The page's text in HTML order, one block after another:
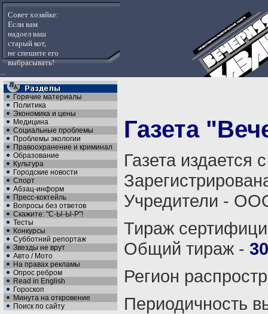
Совет хозяйке:
Если вам
надоел ваш
старый кот,
не спешите его
выбрасывать!
...
Горячие материалы
Политика
Экономика и цены
Медицина
Социальные проблемы
Проблемы экологии
Правоохранение и криминал
Образование
Культура
Городские новости
Спорт
Абзац-информ
Пресс-коктейль
Вопросы без ответов
Скажите: "С-Ы-Ы-Р"!
Тесты
Конкурсы
Субботний репортаж
Звезды не врут
Авто / Мото
На правах рекламы
Опрос ребром
Read in English
Гороскоп
Минута на откровение
Поиск по сайту
Газета
Газета издается
Учредители -
Тираж
Общий тираж -
Регион
Периодичность